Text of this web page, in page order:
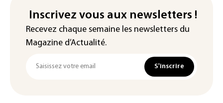
Inscrivez vous aux newsletters !
Recevez chaque semaine les newsletters du
Magazine d’Actualité.
S'inscrire